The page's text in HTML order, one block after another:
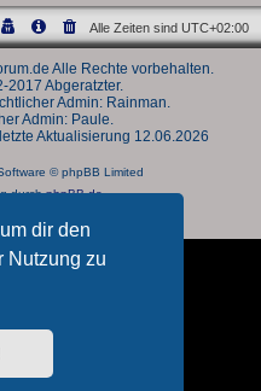
dir den
Nutzung zu
Alle Zeiten sind UTC+02:00
Alle Rechte vorbehalten.
2017 Abgeratzter.
Admin: Rainman.
Admin: Paule.
Aktualisierung 12.06.2026
© phpBB Limited
durchphpBB.de